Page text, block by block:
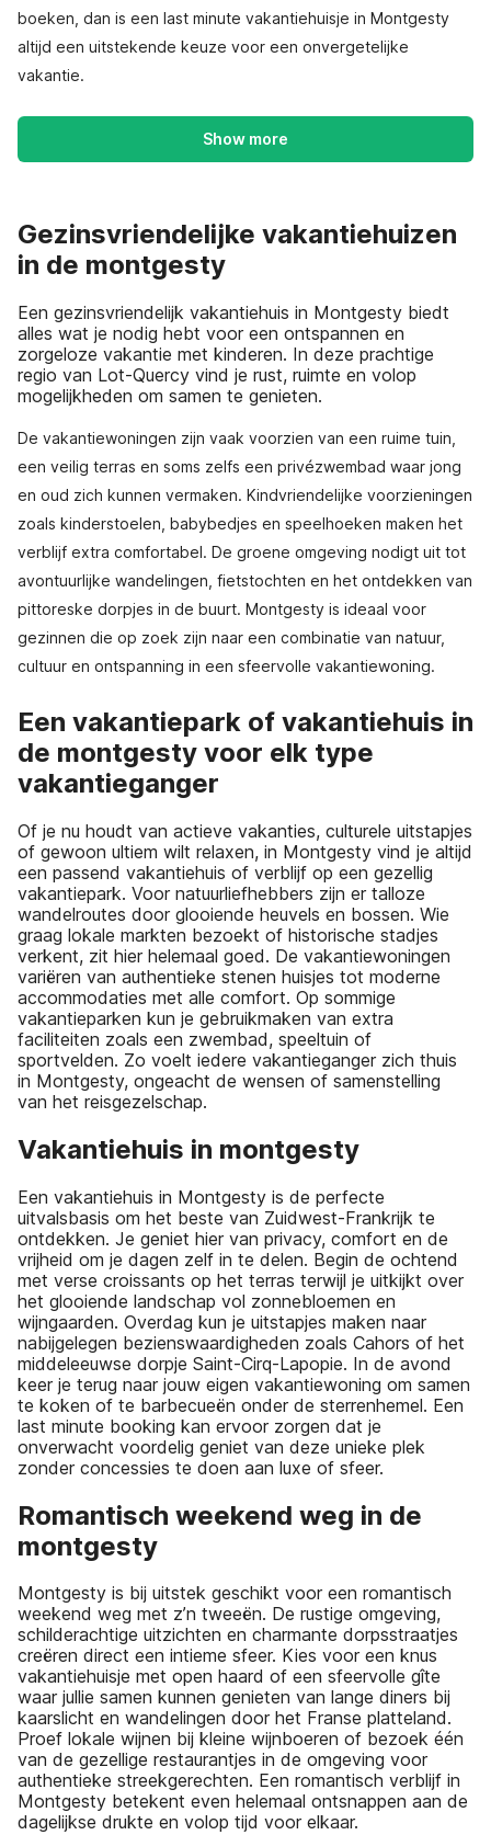
boeken, dan is een last minute vakantiehuisje in Montgesty
altijd een uitstekende keuze voor een onvergetelijke
vakantie.
Show more
Gezinsvriendelijke vakantiehuizen
in de montgesty
Een gezinsvriendelijk vakantiehuis in Montgesty biedt
alles wat je nodig hebt voor een ontspannen en
zorgeloze vakantie met kinderen. In deze prachtige
regio van Lot-Quercy vind je rust, ruimte en volop
mogelijkheden om samen te genieten.
De vakantiewoningen zijn vaak voorzien van een ruime tuin,
een veilig terras en soms zelfs een privézwembad waar jong
en oud zich kunnen vermaken. Kindvriendelijke voorzieningen
zoals kinderstoelen, babybedjes en speelhoeken maken het
verblijf extra comfortabel. De groene omgeving nodigt uit tot
avontuurlijke wandelingen, fietstochten en het ontdekken van
pittoreske dorpjes in de buurt. Montgesty is ideaal voor
gezinnen die op zoek zijn naar een combinatie van natuur,
cultuur en ontspanning in een sfeervolle vakantiewoning.
Een vakantiepark of vakantiehuis in
de montgesty voor elk type
vakantieganger
Of je nu houdt van actieve vakanties, culturele uitstapjes
of gewoon ultiem wilt relaxen, in Montgesty vind je altijd
een passend vakantiehuis of verblijf op een gezellig
vakantiepark. Voor natuurliefhebbers zijn er talloze
wandelroutes door glooiende heuvels en bossen. Wie
graag lokale markten bezoekt of historische stadjes
verkent, zit hier helemaal goed. De vakantiewoningen
variëren van authentieke stenen huisjes tot moderne
accommodaties met alle comfort. Op sommige
vakantieparken kun je gebruikmaken van extra
faciliteiten zoals een zwembad, speeltuin of
sportvelden. Zo voelt iedere vakantieganger zich thuis
in Montgesty, ongeacht de wensen of samenstelling
van het reisgezelschap.
Vakantiehuis in montgesty
Een vakantiehuis in Montgesty is de perfecte
uitvalsbasis om het beste van Zuidwest-Frankrijk te
ontdekken. Je geniet hier van privacy, comfort en de
vrijheid om je dagen zelf in te delen. Begin de ochtend
met verse croissants op het terras terwijl je uitkijkt over
het glooiende landschap vol zonnebloemen en
wijngaarden. Overdag kun je uitstapjes maken naar
nabijgelegen bezienswaardigheden zoals Cahors of het
middeleeuwse dorpje Saint-Cirq-Lapopie. In de avond
keer je terug naar jouw eigen vakantiewoning om samen
te koken of te barbecueën onder de sterrenhemel. Een
last minute booking kan ervoor zorgen dat je
onverwacht voordelig geniet van deze unieke plek
zonder concessies te doen aan luxe of sfeer.
Romantisch weekend weg in de
montgesty
Montgesty is bij uitstek geschikt voor een romantisch
weekend weg met z’n tweeën. De rustige omgeving,
schilderachtige uitzichten en charmante dorpsstraatjes
creëren direct een intieme sfeer. Kies voor een knus
vakantiehuisje met open haard of een sfeervolle gîte
waar jullie samen kunnen genieten van lange diners bij
kaarslicht en wandelingen door het Franse platteland.
Proef lokale wijnen bij kleine wijnboeren of bezoek één
van de gezellige restaurantjes in de omgeving voor
authentieke streekgerechten. Een romantisch verblijf in
Montgesty betekent even helemaal ontsnappen aan de
dagelijkse drukte en volop tijd voor elkaar.